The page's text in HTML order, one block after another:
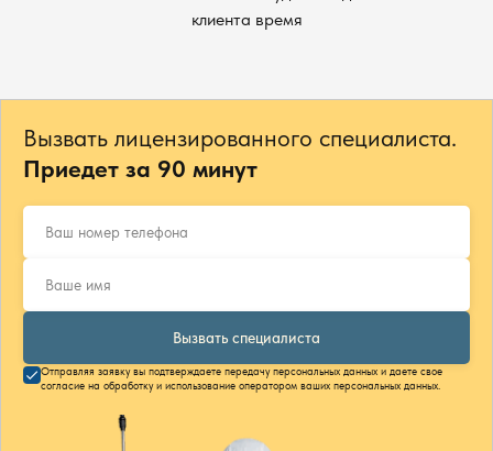
клиента время
Вызвать лицензированного специалиста.
Приедет за 90 минут
Вызвать специалиста
Отправляя заявку вы подтверждаете передачу персональных данных и даете свое
согласие на обработку и использование оператором ваших персональных данных.